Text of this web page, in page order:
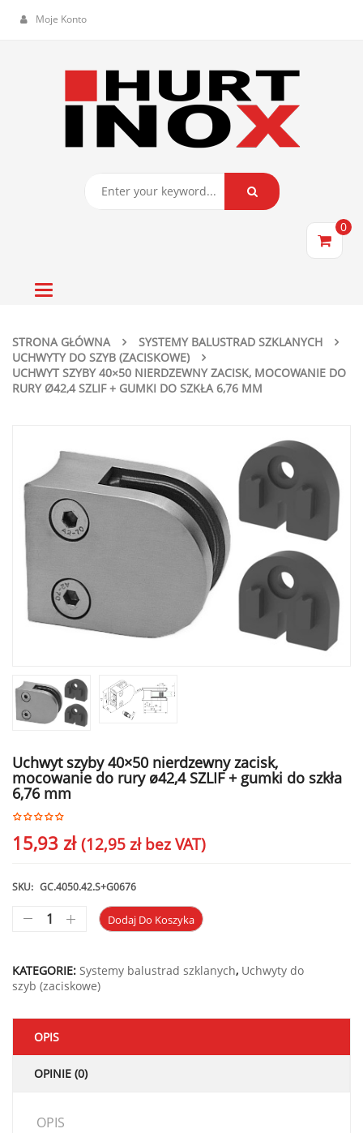
Moje Konto
0
Toggle
STRONA GŁÓWNA
SYSTEMY BALUSTRAD SZKLANYCH
UCHWYTY DO SZYB (ZACISKOWE)
UCHWYT SZYBY 40×50 NIERDZEWNY ZACISK, MOCOWANIE DO
RURY Ø42,4 SZLIF + GUMKI DO SZKŁA 6,76 MM
Uchwyt szyby 40×50 nierdzewny zacisk,
mocowanie do rury ø42,4 SZLIF + gumki do szkła
6,76 mm
15,93 zł (12,95 złbez VAT)
SKU: GC.4050.42.S+G0676
Dodaj Do Koszyka
KATEGORIE: Systemy balustrad szklanych, Uchwyty do
szyb (zaciskowe)
OPIS
OPINIE (0)
OPIS